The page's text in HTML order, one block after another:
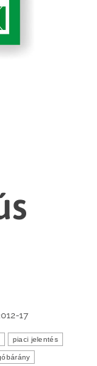
17
piaci jelentés